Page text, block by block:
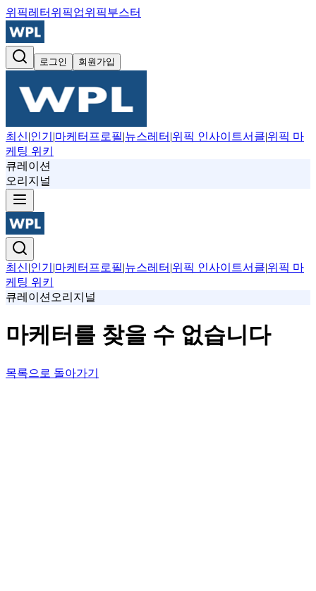
위픽레터 위픽업위픽부스터
로그인 회원가입
최신|인기 |마케터프로필|뉴스레터 |위픽 인사이트서클|위픽 마
케팅 위키
큐레이션
오리지널
최신|인기 |마케터프로필|뉴스레터 |위픽 인사이트서클|위픽 마
케팅 위키
큐레이션 오리지널
마케터를 찾을 수 없습니다
목록으로 돌아가기